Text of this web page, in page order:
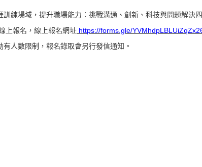
練場域，提升職場能力：挑戰溝通、創新、科技與問題解決
上報名，線上報名網址 https://forms.gle/
人數限制，報名錄取會另行發信通知。